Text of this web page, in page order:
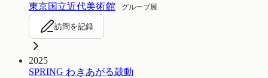
東京国立近代美術館
グループ展
訪問を記録
2025
SPRING わきあがる鼓動